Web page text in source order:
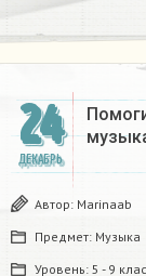
24
ДЕКАБРЬ
Автор: Marinaab
Предмет: Музыка
Уровень: 5 - 9